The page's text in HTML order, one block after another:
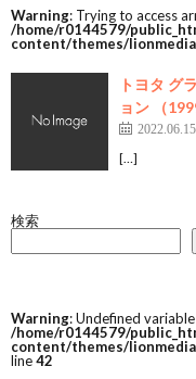
Warning: Trying to access
/home/r0144579/
content/themes/
トヨタ
ョン （
2022.06.15
[…]
検索
Warning: Undefined
/home/r0144579/
content/themes/
line42